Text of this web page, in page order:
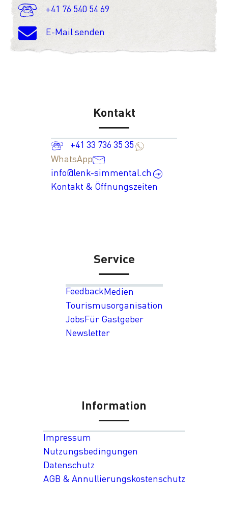
+41 76 540 54 69
E-Mail senden
Kontakt
+41 33 736 35 35
WhatsApp
info@lenk-simmental.ch
Kontakt & Öffnungszeiten
Service
FeedbackMedien
Tourismusorganisation
JobsFür Gastgeber
Newsletter
Information
Impressum
Nutzungsbedingungen
Datenschutz
AGB & Annullierungskostenschutz